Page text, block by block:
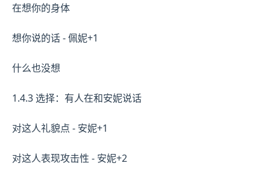
在想你的身体
想你说的话 - 佩妮+1
什么也没想
1.4.3 选择：有人在和安妮说话
对这人礼貌点 - 安妮+1
对这人表现攻击性 - 安妮+2